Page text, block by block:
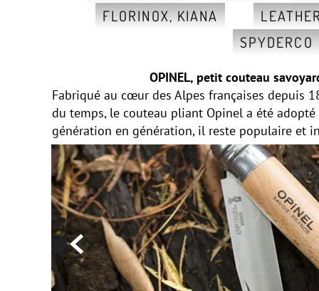
FLORINOX, KIANA
SPYDERCO
OPINEL, petit couteau
Fabriqué au cœur des Alpes françaises depuis
du temps, le couteau pliant Opinel a été
génération en génération, il reste populaire et
